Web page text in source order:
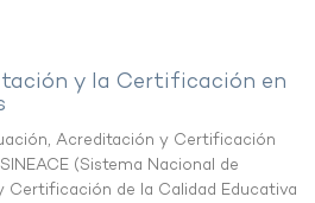
y la Certificación en
Acreditación y Certificación
(Sistema Nacional de
Certificación de la Calidad Educativa